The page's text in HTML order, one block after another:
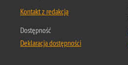
Kontakt z redakcją
Dostępność
Deklaracja dostępności